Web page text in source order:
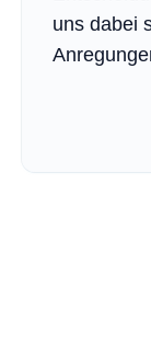
uns dabei